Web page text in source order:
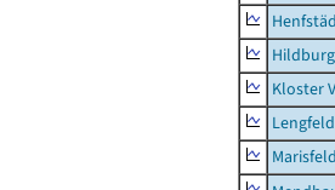
Kloster
Lengfeld